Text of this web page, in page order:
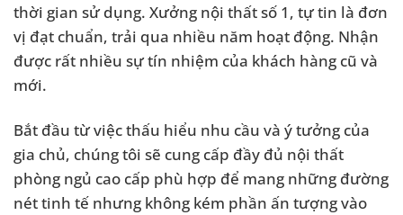
thời gian sử dụng. Xưởng nội thất số 1, tự tin là đơn
vị đạt chuẩn, trải qua nhiều năm hoạt động. Nhận
được rất nhiều sự tín nhiệm của khách hàng cũ và
mới.
Bắt đầu từ việc thấu hiểu nhu cầu và ý tưởng của
gia chủ, chúng tôi sẽ cung cấp đầy đủ nội thất
phòng ngủ cao cấp phù hợp để mang những đường
nét tinh tế nhưng không kém phần ấn tượng vào